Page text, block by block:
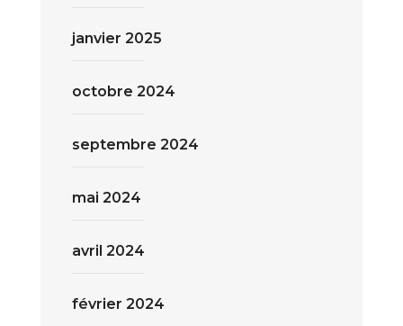
janvier 2025
octobre 2024
septembre 2024
mai 2024
avril 2024
février 2024